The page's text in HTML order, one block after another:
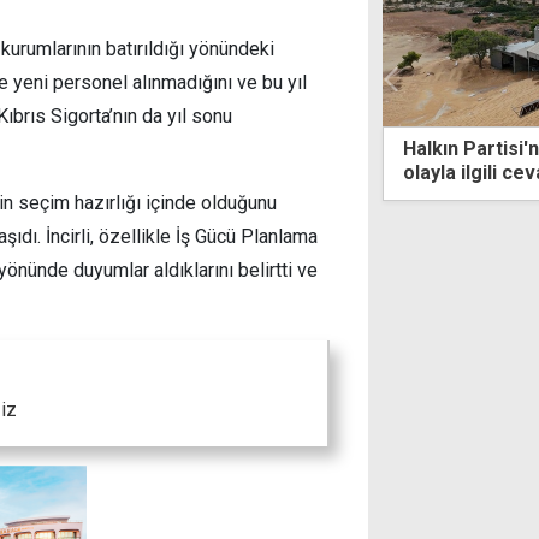
batırıldığı yönündeki
personel alınmadığını ve bu yıl
Sigorta’nın da yıl sonu
seçim hazırlığı içinde olduğunu
İncirli, özellikle İş Gücü Planlama
duyumlar aldıklarını belirtti ve
"1.5 yıldır
çocuklarımın